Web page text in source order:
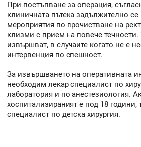
При постъпване за операция,
клиничната пътека задължително
мероприятия по прочистване на
клизми с прием на повече течности.
извършват, в случаите когато не е
интервенция по спешност.
За извършването на оперативната
необходим лекар специалист по
лаборатория и по анестезиология.
хоспитализираният е под 18 години,
специалист по детска хирургия.